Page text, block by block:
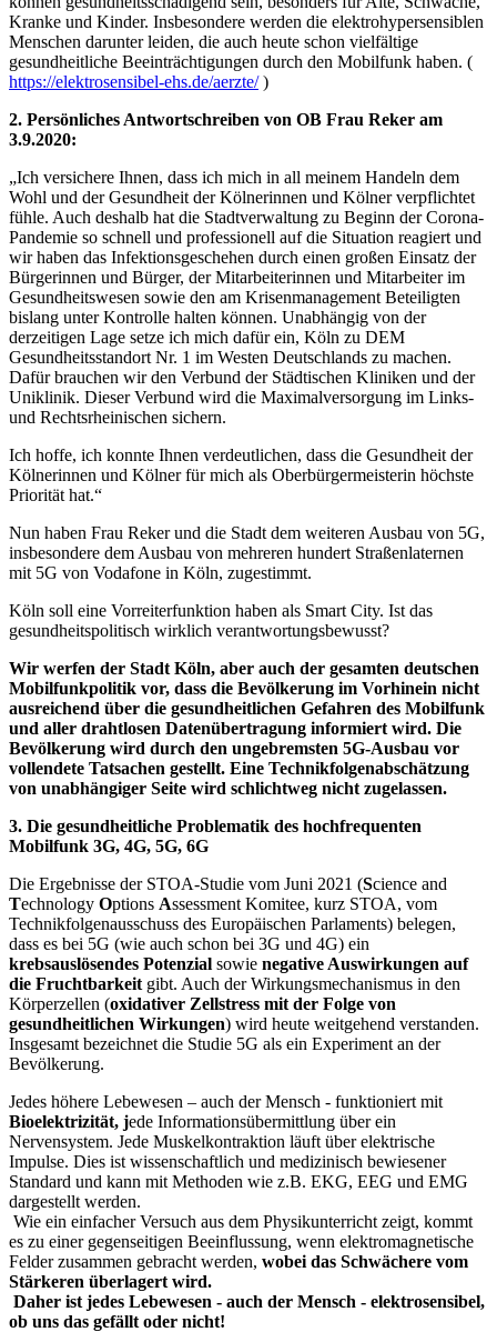
Kranke und Kinder. Insbesondere werden die elektrohypersensiblen
Menschen darunter leiden, die auch heute schon vielfältige
gesundheitliche Beeinträchtigungen durch den Mobilfunk haben. (
https://elektrosensibel-ehs.de/aerzte/)
2. Persönliches Antwortschreiben von OB Frau Reker am
3.9.2020:
„Ich versichere Ihnen, dass ich mich in all meinem Handeln dem
Wohl und der Gesundheit der Kölnerinnen und Kölner verpflichtet
fühle. Auch deshalb hat die Stadtverwaltung zu Beginn der Corona-
Pandemie so schnell und professionell auf die Situation reagiert und
wir haben das Infektionsgeschehen durch einen großen Einsatz der
Bürgerinnen und Bürger, der Mitarbeiterinnen und Mitarbeiter im
Gesundheitswesen sowie den am Krisenmanagement Beteiligten
bislang unter Kontrolle halten können. Unabhängig von der
derzeitigen Lage setze ich mich dafür ein, Köln zu DEM
Gesundheitsstandort Nr. 1 im Westen Deutschlands zu machen.
Dafür brauchen wir den Verbund der Städtischen Kliniken und der
Uniklinik. Dieser Verbund wird die Maximalversorgung im Links-
und Rechtsrheinischen sichern.
Ich hoffe, ich konnte Ihnen verdeutlichen, dass die Gesundheit der
Kölnerinnen und Kölner für mich als Oberbürgermeisterin höchste
Priorität hat.“
Nun haben Frau Reker und die Stadt dem weiteren Ausbau von 5G,
insbesondere dem Ausbau von mehreren hundert Straßenlaternen
mit 5G von Vodafone in Köln, zugestimmt.
Köln soll eine Vorreiterfunktion haben als Smart City. Ist das
gesundheitspolitisch wirklich verantwortungsbewusst?
Wir werfen der Stadt Köln, aber auch der gesamten deutschen
Mobilfunkpolitik vor, dass die Bevölkerung im Vorhinein nicht
ausreichend über die gesundheitlichen Gefahren des Mobilfunk
und aller drahtlosen Datenübertragung informiert wird. Die
Bevölkerung wird durch den ungebremsten 5G-Ausbau vor
vollendete Tatsachen gestellt. Eine Technikfolgenabschätzung
von unabhängiger Seite wird schlichtweg nicht zugelassen.
3. Die gesundheitliche Problematik des hochfrequenten
Mobilfunk 3G, 4G, 5G, 6G
Die Ergebnisse der STOA-Studie vom Juni 2021 (Science and
Technology Options Assessment Komitee, kurz STOA, vom
Technikfolgenausschuss des Europäischen Parlaments) belegen,
dass es bei 5G (wie auch schon bei 3G und 4G) ein
krebsauslösendes Potenzial sowie negative Auswirkungen auf
die Fruchtbarkeit gibt. Auch der Wirkungsmechanismus in den
Körperzellen (oxidativer Zellstress mit der Folge von
gesundheitlichen Wirkungen) wird heute weitgehend verstanden.
Insgesamt bezeichnet die Studie 5G als ein Experiment an der
Bevölkerung.
Jedes höhere Lebewesen – auch der Mensch - funktioniert mit
Bioelektrizität, jede Informationsübermittlung über ein
Nervensystem. Jede Muskelkontraktion läuft über elektrische
Impulse. Dies ist wissenschaftlich und medizinisch bewiesener
Standard und kann mit Methoden wie z.B. EKG, EEG und EMG
dargestellt werden.
Wie ein einfacher Versuch aus dem Physikunterricht zeigt, kommt
es zu einer gegenseitigen Beeinflussung, wenn elektromagnetische
Felder zusammen gebracht werden, wobei das Schwächere vom
Stärkeren überlagert wird.
Daher ist jedes Lebewesen - auch der Mensch - elektrosensibel,
ob uns das gefällt oder nicht!